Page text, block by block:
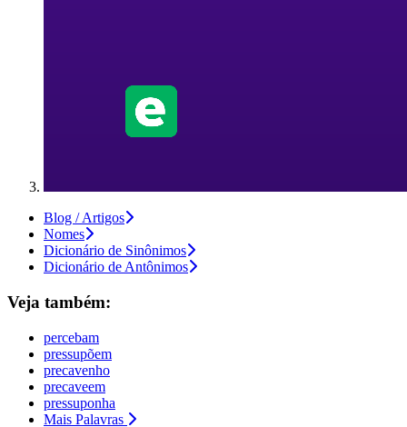
Blog / Artigos
Nomes
Dicionário de Sinônimos
Dicionário de Antônimos
Veja também:
percebam
pressupõem
precavenho
precaveem
pressuponha
Mais Palavras